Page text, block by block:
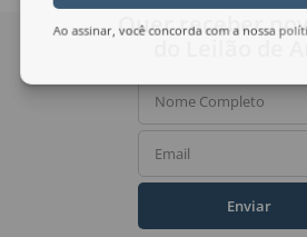
Ao assinar, você concorda com a nossa
Quer receber
do Leilão de
Nome Completo
Email
Enviar